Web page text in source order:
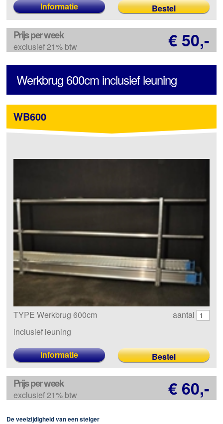
Informatie
Prijs per week
exclusief 21% btw € 50,-
Werkbrug 600cm inclusief leuning
WB600
TYPE Werkbrug 600cm
inclusief leuning
aantal
Informatie
Prijs per week
exclusief 21% btw € 60,-
De veelzijdigheid van een steiger